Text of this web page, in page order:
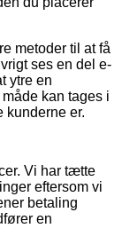
metoder til at få
ses en del e-
ytre en
kan tages i
kunderne er.
Vi har tætte
eftersom vi
betaling
en